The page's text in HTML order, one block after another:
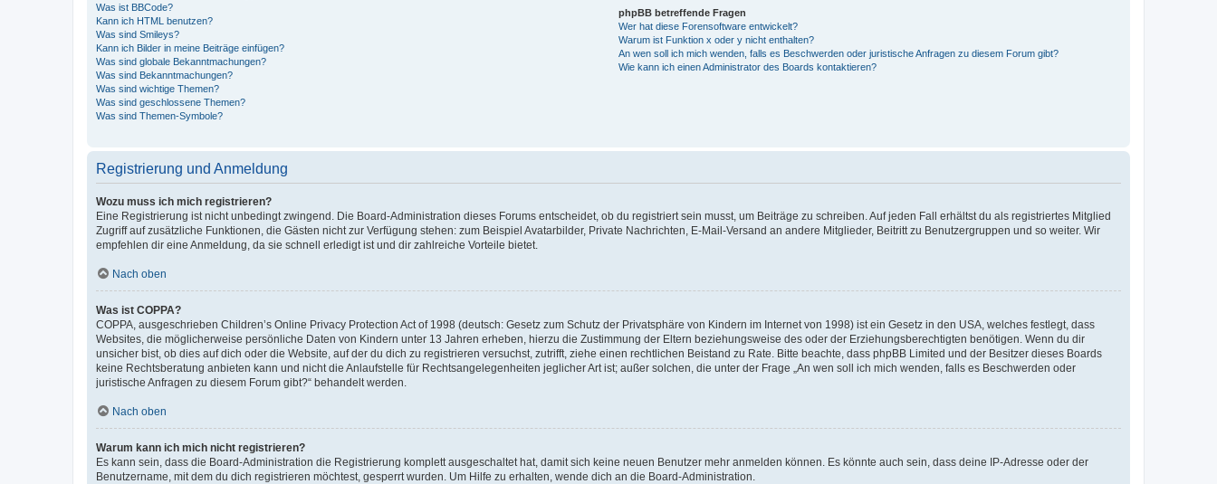
Was ist BBCode?
Kann ich HTML benutzen?
Was sind Smileys?
Kann ich Bilder in meine Beiträge einfügen?
Was sind globale Bekanntmachungen?
Was sind Bekanntmachungen?
Was sind wichtige Themen?
Was sind geschlossene Themen?
Was sind Themen-Symbole?
phpBB betreffende Fragen
Wer hat diese Forensoftware entwickelt?
Warum ist Funktion x oder y nicht enthalten?
An wen soll ich mich wenden, falls es Beschwerden oder juristische Anfragen zu diesem Forum gibt?
Wie kann ich einen Administrator des Boards kontaktieren?
Registrierung und Anmeldung
Wozu muss ich mich registrieren?
Eine Registrierung ist nicht unbedingt zwingend. Die Board-Administration dieses Forums entscheidet, ob du registriert sein musst, um Beiträge zu schreiben. Auf jeden Fall erhältst du als registriertes Mitglied
Zugriff auf zusätzliche Funktionen, die Gästen nicht zur Verfügung stehen: zum Beispiel Avatarbilder, Private Nachrichten, E-Mail-Versand an andere Mitglieder, Beitritt zu Benutzergruppen und so weiter. Wir
empfehlen dir eine Anmeldung, da sie schnell erledigt ist und dir zahlreiche Vorteile bietet.
Nach oben
Was ist COPPA?
COPPA, ausgeschrieben Children’s Online Privacy Protection Act of 1998 (deutsch: Gesetz zum Schutz der Privatsphäre von Kindern im Internet von 1998) ist ein Gesetz in den USA, welches festlegt, dass
Websites, die möglicherweise persönliche Daten von Kindern unter 13 Jahren erheben, hierzu die Zustimmung der Eltern beziehungsweise des oder der Erziehungsberechtigten benötigen. Wenn du dir
unsicher bist, ob dies auf dich oder die Website, auf der du dich zu registrieren versuchst, zutrifft, ziehe einen rechtlichen Beistand zu Rate. Bitte beachte, dass phpBB Limited und der Besitzer dieses Boards
keine Rechtsberatung anbieten kann und nicht die Anlaufstelle für Rechtsangelegenheiten jeglicher Art ist; außer solchen, die unter der Frage „An wen soll ich mich wenden, falls es Beschwerden oder
juristische Anfragen zu diesem Forum gibt?“ behandelt werden.
Nach oben
Warum kann ich mich nicht registrieren?
Es kann sein, dass die Board-Administration die Registrierung komplett ausgeschaltet hat, damit sich keine neuen Benutzer mehr anmelden können. Es könnte auch sein, dass deine IP-Adresse oder der
Benutzername, mit dem du dich registrieren möchtest, gesperrt wurden. Um Hilfe zu erhalten, wende dich an die Board-Administration.